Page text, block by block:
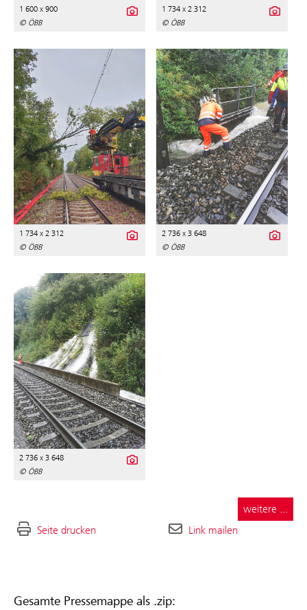
Gesamte Pressemappe als .zip:
1 600 x 900
© ÖBB
1 734 x 2 312
© ÖBB
1 734 x 2 312
© ÖBB
2 736 x 3 648
© ÖBB
2 736 x 3 648
© ÖBB
weitere ...
Seite drucken
Link mailen